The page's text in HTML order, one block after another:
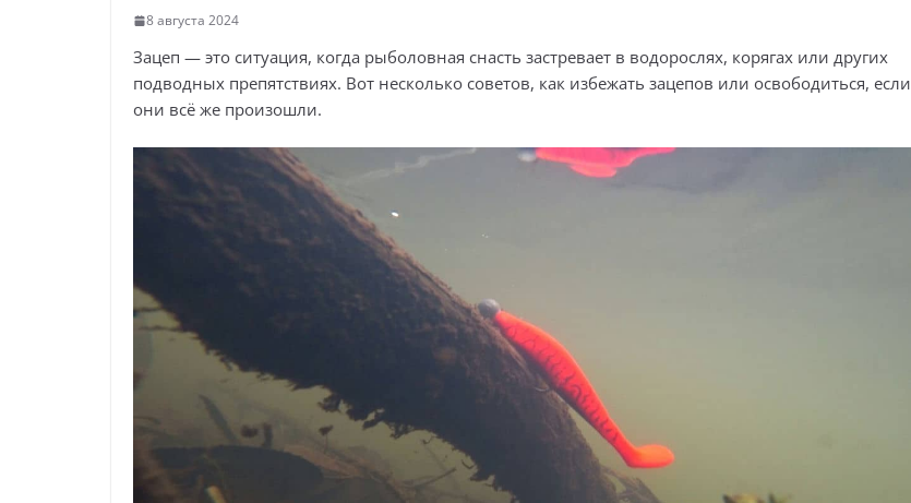
8 августа 2024
Зацеп — это ситуация, когда рыболовная снасть застревает в водорослях, корягах или других
подводных препятствиях. Вот несколько советов, как избежать зацепов или освободиться, если
они всё же произошли.